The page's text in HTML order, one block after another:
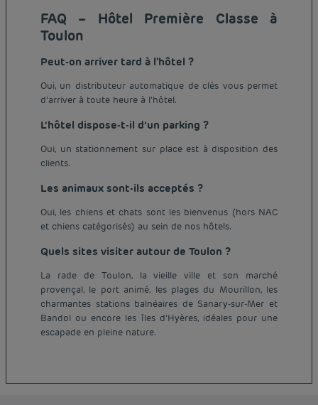
FAQ – Hôtel Première Classe à
Toulon
Peut-on arriver tard à l'hôtel ?
Oui, un distributeur automatique de clés vous permet
d’arriver à toute heure à l'hôtel.
L’hôtel dispose-t-il d’un parking ?
Oui, un stationnement sur place est à disposition des
clients.
Les animaux sont-ils acceptés ?
Oui, les chiens et chats sont les bienvenus (hors NAC
et chiens catégorisés) au sein de nos hôtels.
Quels sites visiter autour de Toulon ?
La rade de Toulon, la vieille ville et son marché
provençal, le port animé, les plages du Mourillon, les
charmantes stations balnéaires de Sanary-sur-Mer et
Bandol ou encore les îles d’Hyères, idéales pour une
escapade en pleine nature.
Hôtel pas cher Paris
Hôtel pas cher Lyon
Hôtel pas cher Marseille
Hôtel pas cher Toulouse